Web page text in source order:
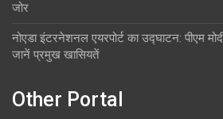
जोर
नोएडा इंटरनेशनल एयरपोर्ट का उद्घाटन: पीएम
जानें प्रमुख खासियतें
Other Portal